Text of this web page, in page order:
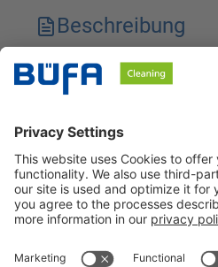
Beschreibung
Technische